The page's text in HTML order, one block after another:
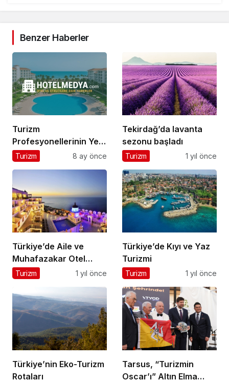
Benzer Haberler
Turizm
Profesyonellerinin Yeni
Buluşma Noktası
Turizm 8 ay önce
Tekirdağ’da lavanta
sezonu başladı
Turizm 1 yıl önce
Türkiye’de Aile ve
Muhafazakar Otel
Rehberi
Turizm 1 yıl önce
Türkiye’de Kıyı ve Yaz
Turizmi
Turizm 1 yıl önce
Türkiye’nin Eko-Turizm
Rotaları
Tarsus, “Turizmin
Oscar’ı” Altın Elma